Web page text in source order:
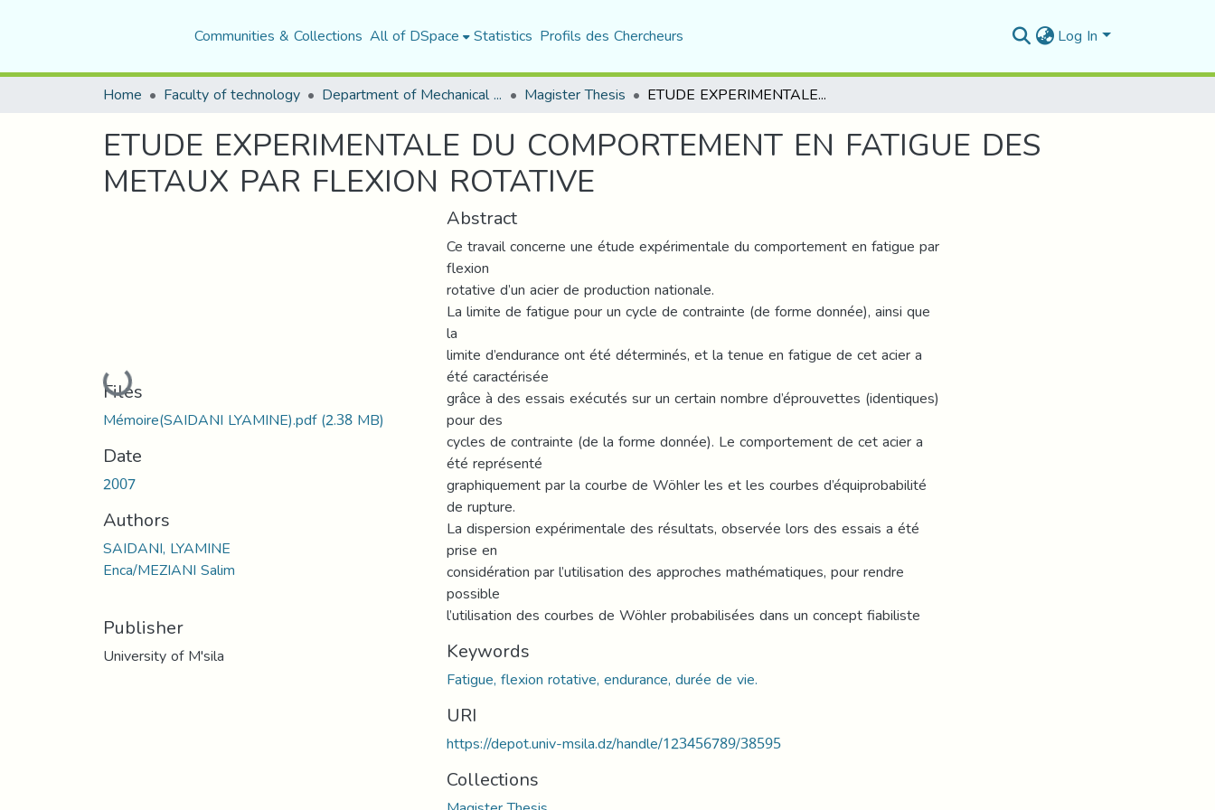
Communities & Collections All of DSpace Statistics Profils des Chercheurs Log In
Home Faculty of technology Department of Mechanical Engineering Magister Thesis ETUDE EXPERIMENTALE DU COMPORTEMENT EN FATIGUE DES METAUX PAR FLEXION ROTATIVE
ETUDE EXPERIMENTALE DU COMPORTEMENT EN FATIGUE DES
METAUX PAR FLEXION ROTATIVE
Loading...
Files
Mémoire(SAIDANI LYAMINE).pdf(2.38 MB)
Date
2007
Authors
SAIDANI, LYAMINE
Enca/MEZIANI Salim
Publisher
University of M'sila
Abstract
Ce travail concerne une étude expérimentale du comportement en fatigue par
flexion
rotative d’un acier de production nationale.
La limite de fatigue pour un cycle de contrainte (de forme donnée), ainsi que
la
limite d’endurance ont été déterminés, et la tenue en fatigue de cet acier a
été caractérisée
grâce à des essais exécutés sur un certain nombre d’éprouvettes (identiques)
pour des
cycles de contrainte (de la forme donnée). Le comportement de cet acier a
été représenté
graphiquement par la courbe de Wöhler les et les courbes d’équiprobabilité
de rupture.
La dispersion expérimentale des résultats, observée lors des essais a été
prise en
considération par l’utilisation des approches mathématiques, pour rendre
possible
l’utilisation des courbes de Wöhler probabilisées dans un concept fiabiliste
Keywords
Fatigue, flexion rotative, endurance, durée de vie.
URI
https://depot.univ-msila.dz/handle/123456789/38595
Collections